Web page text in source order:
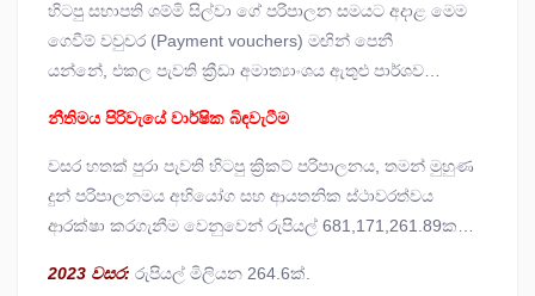
ලේඛන ඇසුරින් අනාවරණය වේ.
හිටපු සභාපති ශම්මි සිල්වා ගේ පරිපාලන සමයට අදාළ මෙම
ගෙවීම් වවුචර (Payment vouchers) මඟින් පෙනී
යන්නේ, එකල පැවති ක්‍රීඩා අමාත්‍යාංශය ඇතුළු පාර්ශව
ක්‍රිකට් අරමුදලට සැලකිය යුතු පිරිවැයක් දැරීමට සිදුව ඇති
බවයි.
නීතිමය පිරිවැයේ වාර්ෂික බිඳවැටීම
වසර හතක් පුරා පැවති හිටපු ක්‍රිකට් පරිපාලනය, තමන් මුහුණ
දුන් පරිපාලනමය අභියෝග සහ ආයතනික ස්ථාවරත්වය
ආරක්ෂා කරගැනීම වෙනුවෙන් රුපියල් 681,171,261.89ක
පමණක් වෙන් කර ඇත.
2023 වසර: රුපියල් මිලියන 264.6ක්.